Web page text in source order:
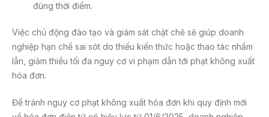
đúng thời điểm.
Việc chủ động đào tạo và giám sát chặt chẽ sẽ giúp doanh
nghiệp hạn chế sai sót do thiếu kiến thức hoặc thao tác nhầm
lẫn, giảm thiểu tối đa nguy cơ vi phạm dẫn tới phạt không xuất
hóa đơn.
Để tránh nguy cơ phạt không xuất hóa đơn khi quy định mới